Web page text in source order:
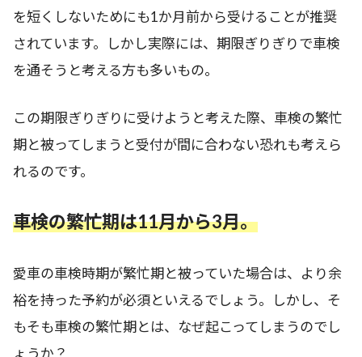
を短くしないためにも1か月前から受けることが推奨
されています。しかし実際には、期限ぎりぎりで車検
を通そうと考える方も多いもの。
この期限ぎりぎりに受けようと考えた際、車検の繁忙
期と被ってしまうと受付が間に合わない恐れも考えら
れるのです。
車検の繁忙期は11月から3月。
愛車の車検時期が繁忙期と被っていた場合は、より余
裕を持った予約が必須といえるでしょう。しかし、そ
もそも車検の繁忙期とは、なぜ起こってしまうのでし
ょうか？